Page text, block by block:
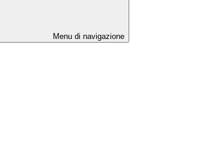
Menu di navigazione